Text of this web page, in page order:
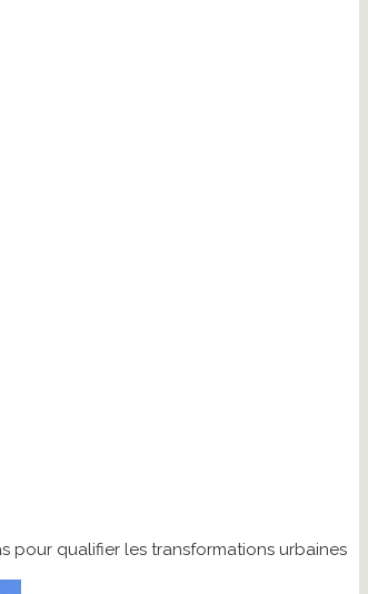
pour qualifier les transformations urbaines